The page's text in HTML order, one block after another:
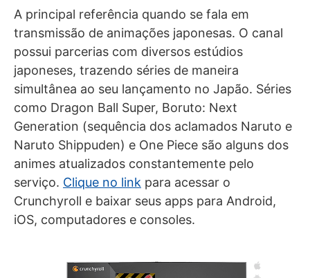
A principal referência quando se fala em
transmissão de animações japonesas. O canal
possui parcerias com diversos estúdios
japoneses, trazendo séries de maneira
simultânea ao seu lançamento no Japão. Séries
como Dragon Ball Super, Boruto: Next
Generation (sequência dos aclamados Naruto e
Naruto Shippuden) e One Piece são alguns dos
animes atualizados constantemente pelo
serviço. Clique no link para acessar o
Crunchyroll e baixar seus apps para Android,
iOS, computadores e consoles.